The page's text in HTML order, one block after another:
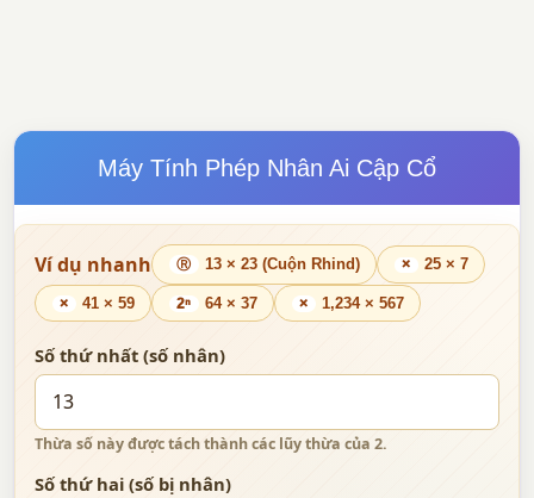
Máy Tính Phép Nhân Ai Cập Cổ
Ví dụ nhanh Ⓡ 13 × 23 (Cuộn Rhind) × 25 × 7
× 41 × 59 2ⁿ 64 × 37 × 1,234 × 567
Số thứ nhất (số nhân)
Thừa số này được tách thành các lũy thừa của 2.
Số thứ hai (số bị nhân)